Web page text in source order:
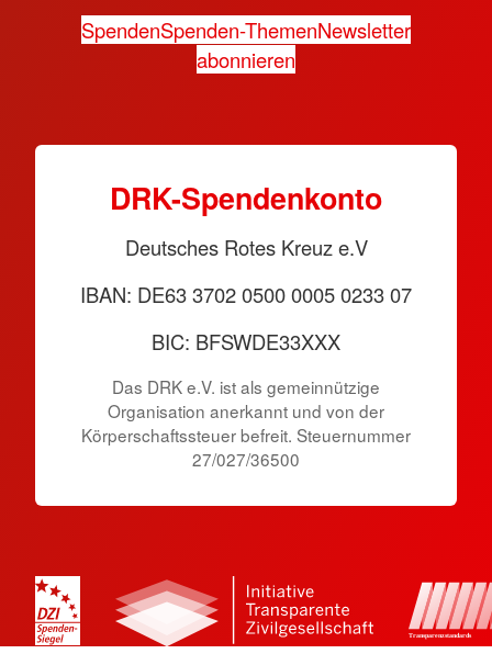
SpendenSpenden-ThemenNewsletter
abonnieren
DRK-Spendenkonto
Deutsches Rotes Kreuz e.V
IBAN: DE63 3702 0500 0005 0233 07
BIC: BFSWDE33XXX
Das DRK e.V. ist als gemeinnützige
Organisation anerkannt und von der
Körperschaftssteuer befreit. Steuernummer
27/027/36500